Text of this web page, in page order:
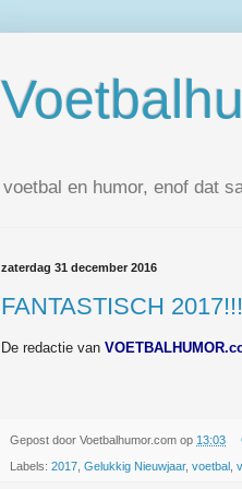
voetbal en humor, enof dat
zaterdag 31 december 2016
FANTASTISCH 2017!!!
De redactie van
Gepost door Voetbalhumor.com op 13:03
Labels: 2017, Gelukkig Nieuwjaar, voetbal ,